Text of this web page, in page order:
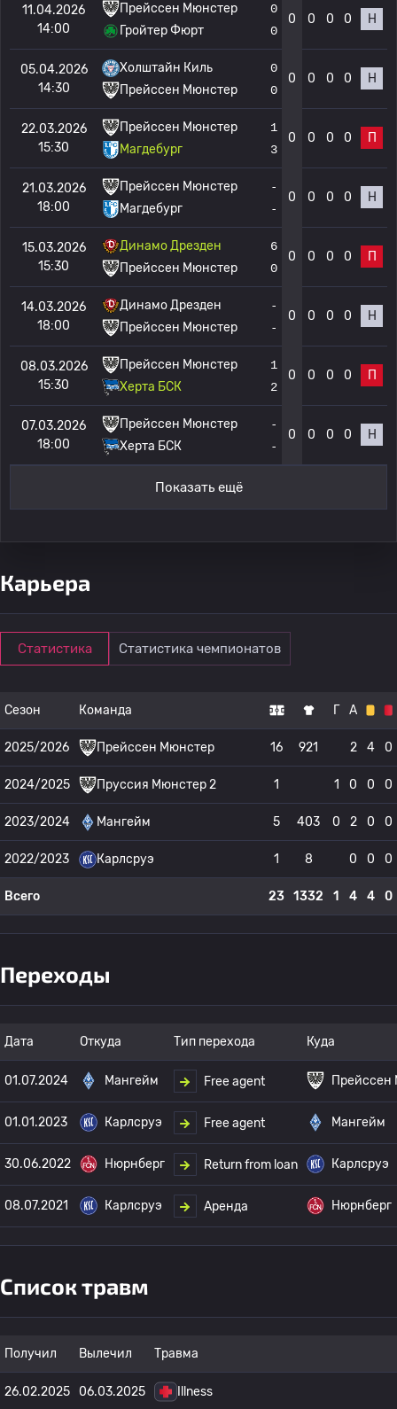
11.04.2026
14:00
Прейссен Мюнстер
Гройтер Фюрт
0
0
0 0 0 0 Н
05.04.2026
14:30
Холштайн Киль
Прейссен Мюнстер
0
0
0 0 0 0 Н
22.03.2026
15:30
Прейссен Мюнстер
Магдебург
1
3
0 0 0 0 П
21.03.2026
18:00
Прейссен Мюнстер
Магдебург
-
-
0 0 0 0 Н
15.03.2026
15:30
Динамо Дрезден
Прейссен Мюнстер
6
0
0 0 0 0 П
14.03.2026
18:00
Динамо Дрезден
Прейссен Мюнстер
-
-
0 0 0 0 Н
08.03.2026
15:30
Прейссен Мюнстер
Херта БСК
1
2
0 0 0 0 П
07.03.2026
18:00
Прейссен Мюнстер
Херта БСК
-
-
0 0 0 0 Н
Показать ещё
Карьера
Статистика Статистика чемпионатов
Сезон Команда Г А
2025/2026 Прейссен Мюнстер 16 921 2 4 0
2024/2025 Пруссия Мюнстер 2 1 1 0 0 0
2023/2024 Мангейм 5 403 0 2 0 0
2022/2023 Карлсруэ 1 8 0 0 0
Всего 23 1332 1 4 4 0
Переходы
Дата Откуда Тип перехода Куда
01.07.2024 Мангейм Free agent Прейссен
01.01.2023 Карлсруэ Free agent Мангейм
30.06.2022 Нюрнберг Return from loan Карлсруэ
08.07.2021 Карлсруэ Аренда Нюрнберг
Список травм
Получил Вылечил Травма
26.02.2025 06.03.2025 Illness